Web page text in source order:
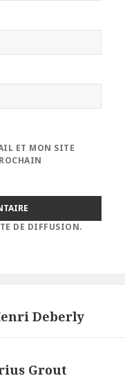
ET MON SITE
DE DIFFUSION.
Deberly
Grout